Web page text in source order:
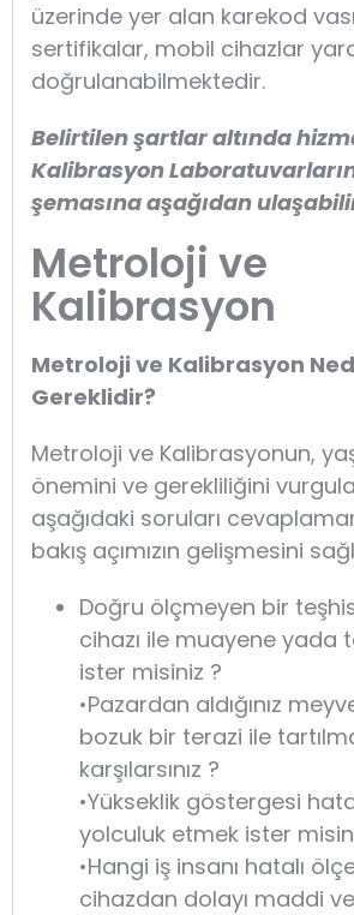
üzerinde yer alan karekod
sertifikalar, mobil cihazlar
doğrulanabilmektedir.
Belirtilen şartlar altında
Kalibrasyon
şemasına aşağıdan
Metroloji ve
Kalibrasyon
Metroloji ve Kalibrasyon
Gereklidir?
Metroloji ve Kalibrasyonun,
önemini ve gerekliliğini
aşağıdaki soruları
bakış açımızın gelişmesini
Doğru ölçmeyen bir
cihazı ile muayene yada
ister misiniz ?
•Pazardan aldığınız
bozuk bir terazi ile
karşılarsınız ?
•Yükseklik göstergesi
yolculuk etmek ister
•Hangi iş insanı hatalı
cihazdan dolayı maddi